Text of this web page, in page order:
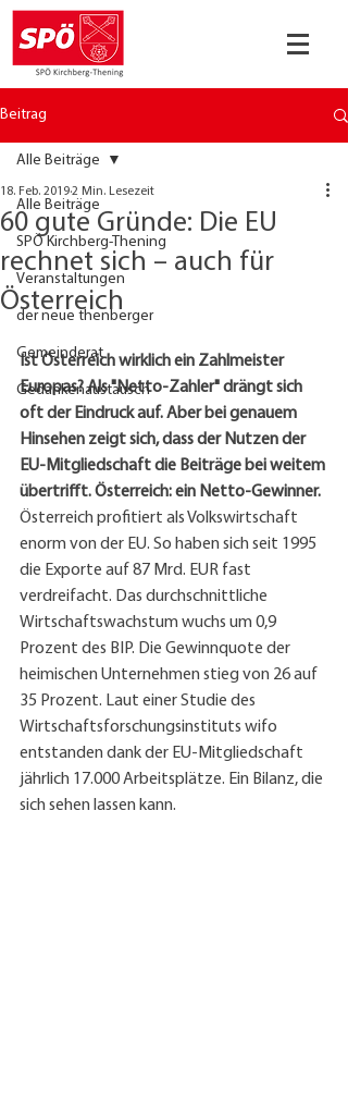
Beitrag
Alle Beiträge
SPÖ Kirchberg-Thening
Veranstaltungen
der neue thenberger
Gemeinderat
Gedankenaustausch
Alle Beiträge
60 gute Gründe: Die EU
rechnet sich – auch für
Österreich
18. Feb. 20192 Min. Lesezeit
Ist Österreich wirklich ein Zahlmeister
Europas? Als "Netto-Zahler" drängt sich
oft der Eindruck auf. Aber bei genauem
Hinsehen zeigt sich, dass der Nutzen der
EU-Mitgliedschaft die Beiträge bei weitem
übertrifft. Österreich: ein Netto-Gewinner.
Österreich profitiert als Volkswirtschaft
enorm von der EU. So haben sich seit 1995
die Exporte auf 87 Mrd. EUR fast
verdreifacht. Das durchschnittliche
Wirtschaftswachstum wuchs um 0,9
Prozent des BIP. Die Gewinnquote der
heimischen Unternehmen stieg von 26 auf
35 Prozent. Laut einer Studie des
Wirtschaftsforschungsinstituts wifo
entstanden dank der EU-Mitgliedschaft
jährlich 17.000 Arbeitsplätze. Ein Bilanz, die
sich sehen lassen kann.